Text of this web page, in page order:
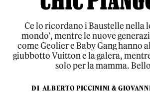
Ce lo ricordano i Baustelle nella
mondo', mentre le nuove
come Geolier e Baby Gang hanno
giubbotto Vuitton e la galera,
solo per la mamma.
DI ALBERTO PICCININI &